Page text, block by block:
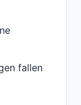
fallen